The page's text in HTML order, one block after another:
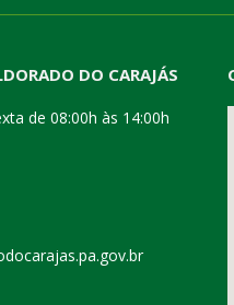
DO CARAJÁS
de 08:00h às 14:00h